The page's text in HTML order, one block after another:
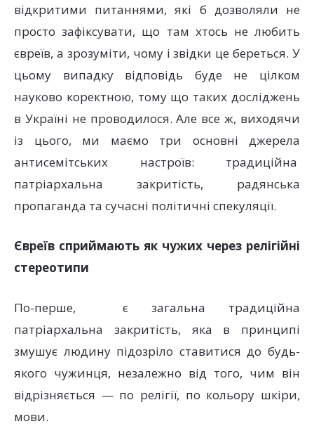
відкритими питаннями, які б дозволяли не
просто зафіксувати, що там хтось не любить
євреїв, а зрозуміти, чому і звідки це береться. У
цьому випадку відповідь буде не цілком
науково коректною, тому що таких досліджень
в Україні не проводилося. Але все ж, виходячи
із цього, ми маємо три основні джерела
антисемітських настроїв: традиційна
патріархальна закритість, радянська
пропаганда та сучасні політичні спекуляції.
Євреїв сприймають як чужих через релігійні
стереотипи
По-перше, є загальна традиційна
патріархальна закритість, яка в принципі
змушує людину підозріло ставитися до будь-
якого чужинця, незалежно від того, чим він
відрізняється — по релігії, по кольору шкіри,
мови.